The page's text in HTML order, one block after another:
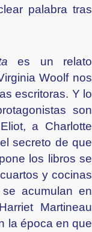
palabra tras
es un relato
Woolf nos
escritoras. Y lo
son
a Charlotte
secreto de que
los libros se
y cocinas
acumulan en
Martineau
la época en que